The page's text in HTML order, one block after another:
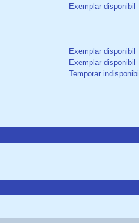
Exemplar disponibil
Exemplar disponibil
Exemplar disponibil
Temporar indisponibil